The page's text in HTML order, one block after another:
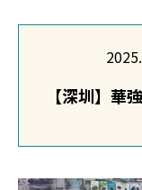
【深圳】華